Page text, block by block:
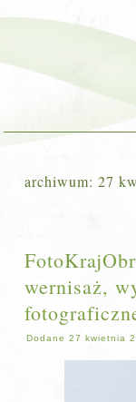
archiwum:27
wernisaż,
Dodane 27 kwietnia